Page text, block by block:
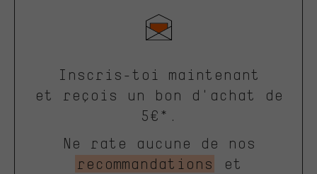
Inscris-toi maintenant
et reçois un bon d'achat de
5€*.
Ne rate aucune de nos
recommandations
et